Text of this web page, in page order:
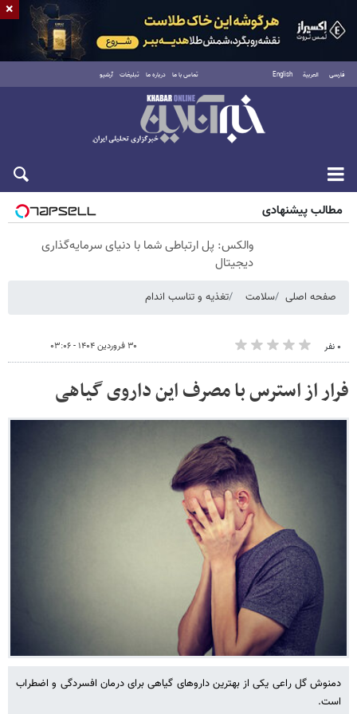
فارسی العربية English تماس با ما درباره ما تبلیغات آرشیو
شنبه ۱۷ مرداد ۱۴۰۵
مطالب پیشنهادی
والکس: پل ارتباطی شما با دنیای سرمایه‌گذاری
دیجیتال
صفحه اصلی سلامت تغذیه و تناسب اندام
۰ نفر ۳۰ فروردین ۱۴۰۴ - ۰۳:۰۶
فرار از استرس با مصرف این داروی گیاهی
دمنوش گل راعی یکی از بهترین داروهای گیاهی برای درمان افسردگی و اضطراب
است.
×